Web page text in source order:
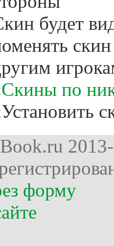
будет
по
форму